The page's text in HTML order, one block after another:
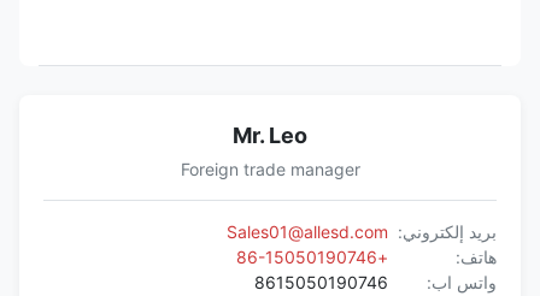
Mr. Leo
Foreign trade manager
بريد إلكتروني: Sales01@allesd.com
هاتف:
+86-15050190746
واتس اب:
8615050190746